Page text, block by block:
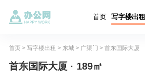
首页 写字楼出租
首页> 写字楼出租 > 东城> 广渠门 > 首东国际大厦
首东国际大厦 · 189㎡